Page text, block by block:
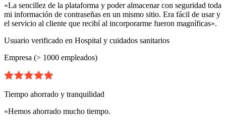
«La sencillez de la plataforma y poder almacenar con seguridad toda
mi información de contraseñas en un mismo sitio. Era fácil de usar y
el servicio al cliente que recibí al incorporarme fueron magníficas».
Usuario verificado en Hospital y cuidados sanitarios
Empresa (> 1000 empleados)
Tiempo ahorrado y tranquilidad
«Hemos ahorrado mucho tiempo.